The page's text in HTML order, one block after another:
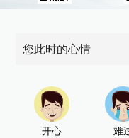
您此时的心情
开心 难